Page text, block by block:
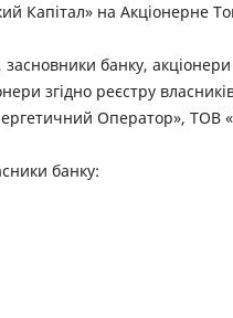
Капітал» на Акціонерне
засновники банку,
згідно реєстру
Оператор», ТОВ
банку: